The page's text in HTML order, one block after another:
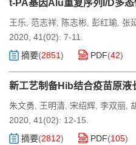
t-PA基因Alu重复序列I/D多
王乐, 范志祥, 陈志彬, 彭红瑜, 张
2020, 41(02): 7-11.
摘要(2851) PDF(42)
新工艺制备Hib结合疫苗原液
朱文勇, 王明清, 宋绍辉, 李双丽,
2020, 41(02): 12-15.
摘要(2812) PDF(105)